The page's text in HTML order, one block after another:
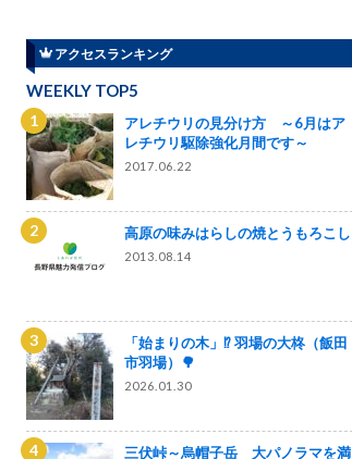
アクセスランキング
WEEKLY TOP5
アレチウリの見分け方 ～6月はア
レチウリ駆除強化月間です～
2017.06.22
高原の味みはらしの焼とうもろこし
2013.08.14
「始まりの木」⁉ 羽場の大柊（飯田
市羽場）🌳
2026.01.30
三伏峠～烏帽子岳 大パノラマを満